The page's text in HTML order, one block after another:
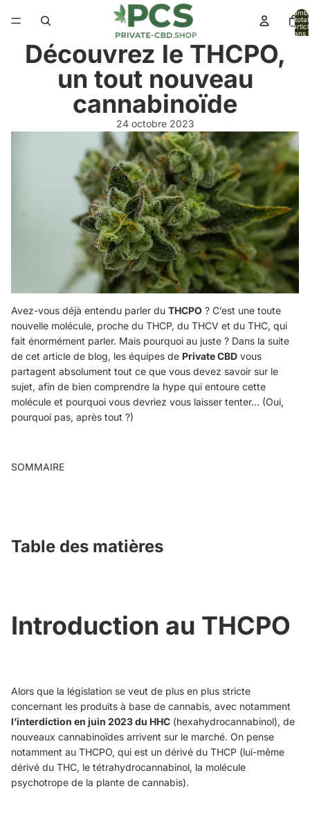
total
dans
Découvrez le THCPO,
un tout nouveau
cannabinoïde
24 octobre 2023
Avez-vous déjà entendu parler du THCPO ? C’est une toute
nouvelle molécule, proche du THCP, du THCV et du THC, qui
fait énormément parler. Mais pourquoi au juste ? Dans la suite
de cet article de blog, les équipes de Private CBD vous
partagent absolument tout ce que vous devez savoir sur le
sujet, afin de bien comprendre la hype qui entoure cette
molécule et pourquoi vous devriez vous laisser tenter… (Oui,
pourquoi pas, après tout ?)
SOMMAIRE
Table des matières
Introduction au THCPO
Alors que la législation se veut de plus en plus stricte
concernant les produits à base de cannabis, avec notamment
l’interdiction en juin 2023 du HHC (hexahydrocannabinol), de
nouveaux cannabinoïdes arrivent sur le marché. On pense
notamment au THCPO, qui est un dérivé du THCP (lui-même
dérivé du THC, le tétrahydrocannabinol, la molécule
psychotrope de la plante de cannabis).